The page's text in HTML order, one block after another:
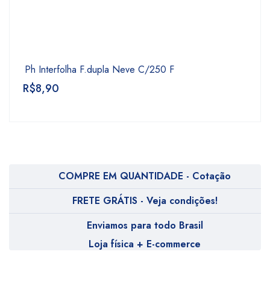
Ph Interfolha F.dupla Neve C/250 F
R$8,90
COMPRE EM QUANTIDADE - Cotação
FRETE GRÁTIS - Veja condições!
Enviamos para todo Brasil
Loja física + E-commerce